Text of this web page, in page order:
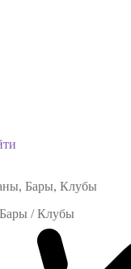
Бары, Клубы
/ Клубы